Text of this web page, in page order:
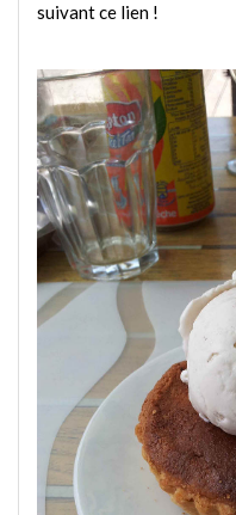
suivant ce lien !